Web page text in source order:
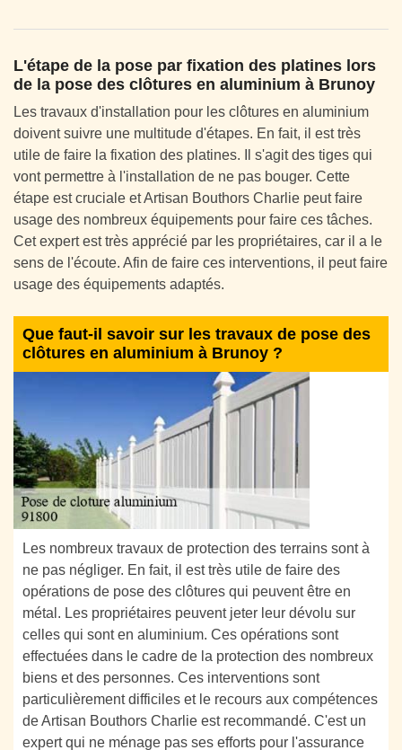
L'étape de la pose par fixation des platines lors
de la pose des clôtures en aluminium à Brunoy
Les travaux d'installation pour les clôtures en aluminium
doivent suivre une multitude d'étapes. En fait, il est très
utile de faire la fixation des platines. Il s'agit des tiges qui
vont permettre à l'installation de ne pas bouger. Cette
étape est cruciale et Artisan Bouthors Charlie peut faire
usage des nombreux équipements pour faire ces tâches.
Cet expert est très apprécié par les propriétaires, car il a le
sens de l'écoute. Afin de faire ces interventions, il peut faire
usage des équipements adaptés.
Que faut-il savoir sur les travaux de pose des
clôtures en aluminium à Brunoy ?
Les nombreux travaux de protection des terrains sont à
ne pas négliger. En fait, il est très utile de faire des
opérations de pose des clôtures qui peuvent être en
métal. Les propriétaires peuvent jeter leur dévolu sur
celles qui sont en aluminium. Ces opérations sont
effectuées dans le cadre de la protection des nombreux
biens et des personnes. Ces interventions sont
particulièrement difficiles et le recours aux compétences
de Artisan Bouthors Charlie est recommandé. C'est un
expert qui ne ménage pas ses efforts pour l'assurance